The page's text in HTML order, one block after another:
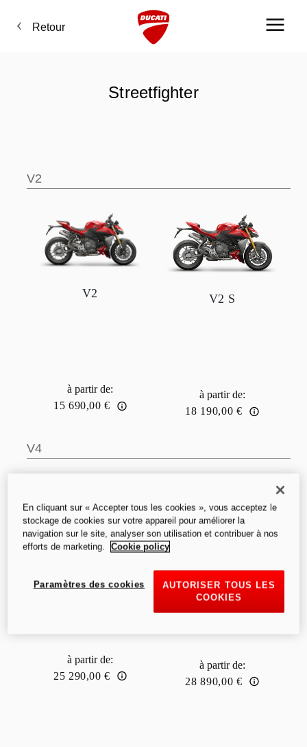
Retour
Streetfighter
V2
V2
à partir de:
15 690,00 €
V2 S
à partir de:
18 190,00 €
V4
à partir de:
25 290,00 €
V4 S
à partir de:
28 890,00 €
En cliquant sur « Accepter tous les cookies », vous acceptez le
stockage de cookies sur votre appareil pour améliorer la
navigation sur le site, analyser son utilisation et contribuer à nos
efforts de marketing.
Cookie policy
AUTORISER TOUS LES
COOKIES
Paramètres des cookies